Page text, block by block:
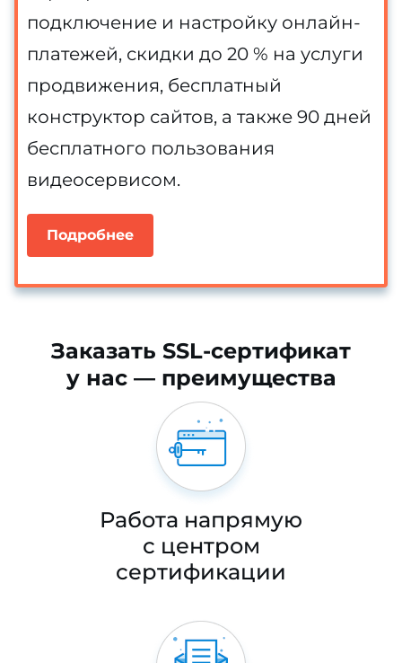
подключение и настройку онлайн-
платежей, скидки до 20 % на услуги
продвижения, бесплатный
конструктор сайтов, а также 90 дней
бесплатного пользования
видеосервисом.
Подробнее
Заказать SSL-сертификат
у нас — преимущества
Работа напрямую
с центром
сертификации